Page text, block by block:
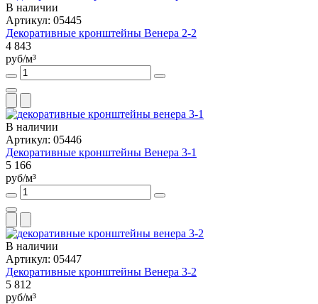
В наличии
Артикул: 05445
Декоративные кронштейны Венера 2-2
4 843
руб/м³
В наличии
Артикул: 05446
Декоративные кронштейны Венера 3-1
5 166
руб/м³
В наличии
Артикул: 05447
Декоративные кронштейны Венера 3-2
5 812
руб/м³